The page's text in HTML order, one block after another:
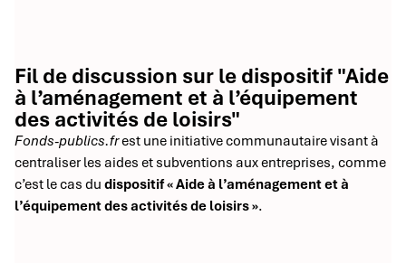
Fil de discussion sur le dispositif "Aide
à l’aménagement et à l’équipement
des activités de loisirs"
Fonds-publics.frest une initiative communautaire visant à
centraliser les aides et subventions aux entreprises, comme
c’est le cas du dispositif « Aide à l’aménagement et à
l’équipement des activités de loisirs ».